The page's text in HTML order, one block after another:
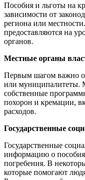
Пособия и льготы на
зависимости от
региона или
предоставляются на
органов.
Местные органы
Первым шагом важно
или муниципалитеты.
собственные
похорон и кремации,
расходов.
Государственные
Государственные
информацию о
погребения. В
которые помогают